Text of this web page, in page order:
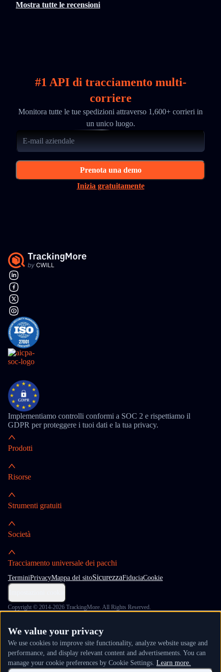
Mostra tutte le recensioni
#1 API di tracciamento multi-
corriere
Monitora tutte le tue spedizioni attraverso 1,600+ corrieri in
un unico luogo.
Prenota una demo
Inizia gratuitamente
Implementiamo controlli conformi a SOC 2 e rispettiamo il
GDPR per proteggere i tuoi dati e la tua privacy.
Prodotti
Risorse
Strumenti gratuiti
Società
Tracciamento universale dei pacchi
TerminiPrivacyMappa del sitoSicurezzaFiduciaCookie
Copyright © 2014-2026 TrackingMore. All Rights Reserved.
We value your privacy
We use cookies to improve site functionality, analyze website usage and
performance, and display relevant content and advertisements. You can
manage your cookie preferences by Cookie Settings. Learn more.